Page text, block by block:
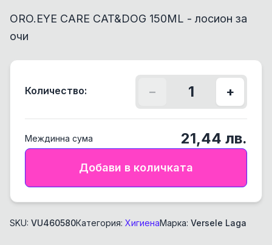
ORO.EYE CARE CAT&DOG 150ML - лосион за
очи
Количество: − 1 +
Междинна сума 21,44 лв.
Добави в количката
SKU: VU460580Категория: ХигиенаМарка: Versele Laga